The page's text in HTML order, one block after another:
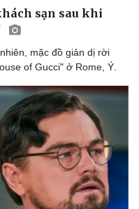
sạn sau khi
mặc đồ giản dị rời
of Gucci" ở Rome, Ý.